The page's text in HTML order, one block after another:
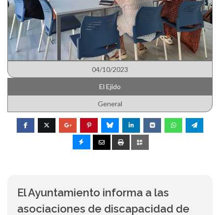
04/10/2023
El Ejido
General
El Ayuntamiento informa a las
asociaciones de discapacidad de